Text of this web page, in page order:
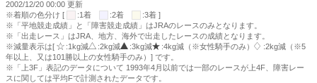
2002/12/20 00:00 更新
※着順の色分け [
:1着 :2着
:3着 ]
※「平地競走成績」と「障害競走成績」はJRAのレースのみとなります。
※「出走レース」はJRA、地方、海外で出走したレースの成績となります。
※減量表示は[
:1kg減 :2kg減 :3kg減 :4kg減（※女性騎手のみ）
:2kg減（※5
年以上、又は101勝以上の女性騎手のみ）] です。
※「上3F」表記のデータについて 1993年4月以前では一部のレースが上4F、障害レー
スに関しては平均Fで計測されたデータです。